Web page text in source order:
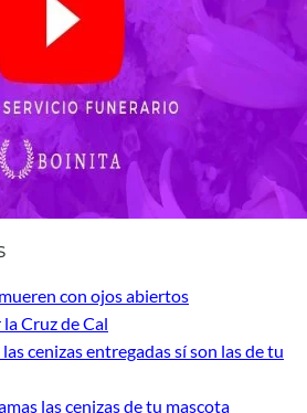
con ojos abiertos
Cruz de Cal
cenizas entregadas sí son las de tu
las cenizas de tu mascota